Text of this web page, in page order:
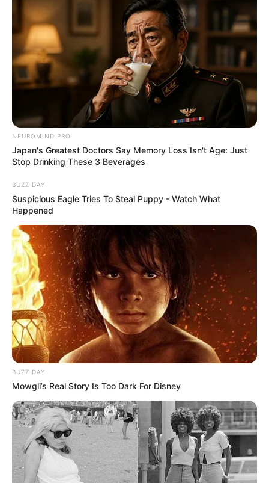
NEUROMIND PRO
Japan's Greatest Doctors Say Memory Loss Isn't Age: Just
Stop Drinking These 3 Beverages
BUZZ DAY
Suspicious Eagle Tries To Steal Puppy - Watch What
Happened
BUZZ DAY
Mowgli’s Real Story Is Too Dark For Disney